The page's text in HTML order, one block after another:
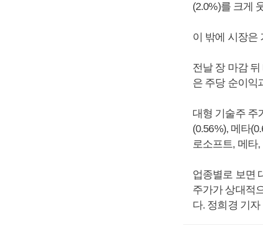
(2.0%)를 크게
이 밖에 시장은
전날 장 마감
은 주당 순이익
대형 기술주 주
(0.56%), 메타
로소프트, 메타
업종별로 보면
주가가 상대적
다. 정희경 기자